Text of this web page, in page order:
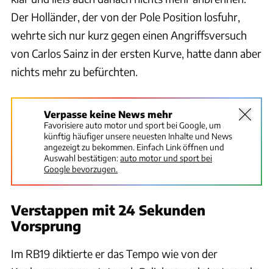
Der Holländer, der von der Pole Position losfuhr,
wehrte sich nur kurz gegen einen Angriffsversuch
von Carlos Sainz in der ersten Kurve, hatte dann aber
nichts mehr zu befürchten.
Verpasse keine News mehr
Favorisiere auto motor und sport bei Google, um
künftig häufiger unsere neuesten Inhalte und News
angezeigt zu bekommen. Einfach Link öffnen und
Auswahl bestätigen:auto motor und sport bei
Google bevorzugen.
Verstappen mit 24 Sekunden
Vorsprung
Im RB19 diktierte er das Tempo wie von der